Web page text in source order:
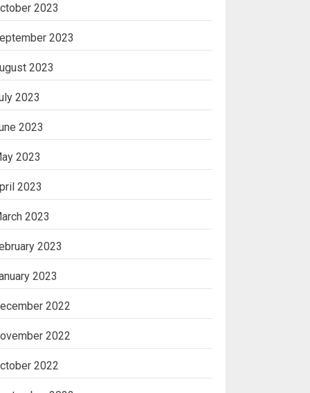
2023
2023
2023
2023
2023
2023
2023
2023
2023
2023
2022
2022
2022